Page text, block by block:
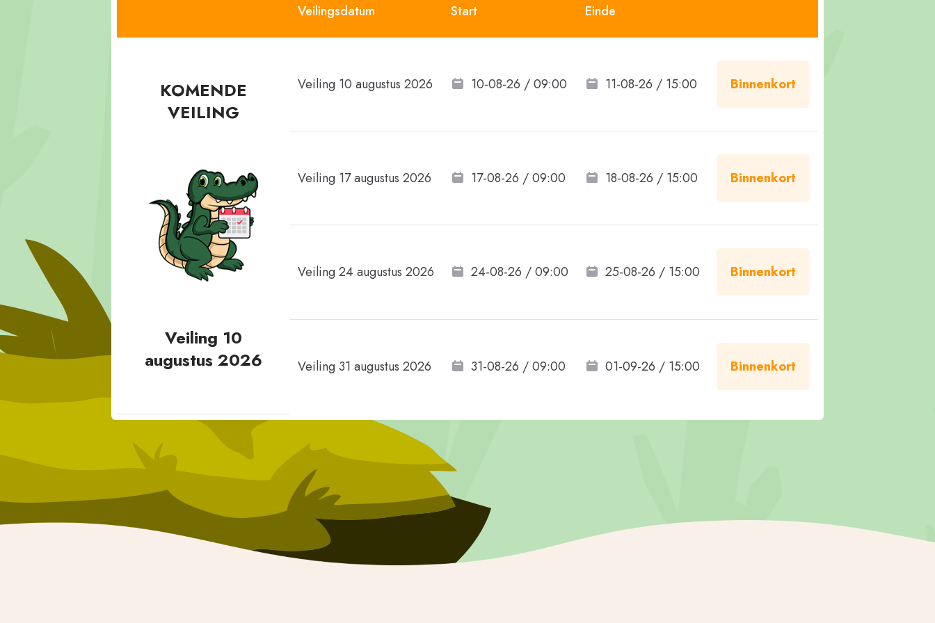
Veilingsdatum Start Einde
KOMENDE
VEILING
Veiling 10
augustus 2026
Veiling 10 augustus 2026 10-08-26 / 09:00 11-08-26 / 15:00 Binnenkort
Veiling 17 augustus 2026 17-08-26 / 09:00 18-08-26 / 15:00 Binnenkort
Veiling 24 augustus 2026 24-08-26 / 09:00 25-08-26 / 15:00 Binnenkort
Veiling 31 augustus 2026 31-08-26 / 09:00 01-09-26 / 15:00 Binnenkort